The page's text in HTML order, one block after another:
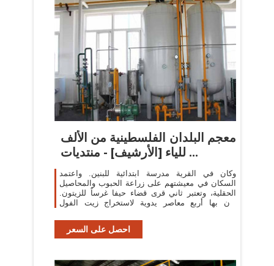
معجم البلدان الفلسطينية من الألف
للياء [الأرشيف] - منتديات ...
وكان في القرية مدرسة ابتدائية للبنين. واعتمد
السكان في معيشتهم على زراعة الحبوب والمحاصيل
الحقلية، وتعتبر ثاني قرى قضاء حيفا غرساً للزيتون.
كان بها أربع معاصر يدوية لاستخراج زيت الفول
احصل على السعر